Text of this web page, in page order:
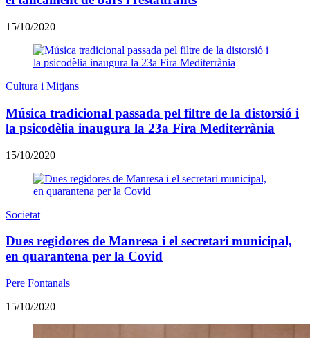
15/10/2020
Cultura i Mitjans
Música tradicional passada pel filtre de la distorsió i
la psicodèlia inaugura la 23a Fira Mediterrània
15/10/2020
Societat
Dues regidores de Manresa i el secretari municipal,
en quarantena per la Covid
Pere Fontanals
15/10/2020